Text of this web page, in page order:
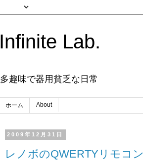
Infinite Lab.
多趣味で器用貧乏な日常
ホーム About
2009年12月31日
レノボのQWERTYリモコン